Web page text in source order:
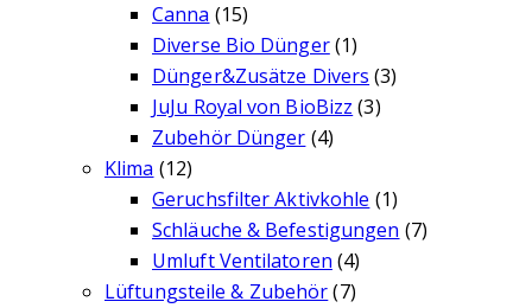
Canna (15)
Diverse Bio Dünger(1)
Dünger&Zusätze Divers (3)
JuJu Royal von BioBizz (3)
Zubehör Dünger (4)
Klima (12)
Geruchsfilter Aktivkohle (1)
Schläuche & Befestigungen (7)
Umluft Ventilatoren (4)
Lüftungsteile & Zubehör (7)